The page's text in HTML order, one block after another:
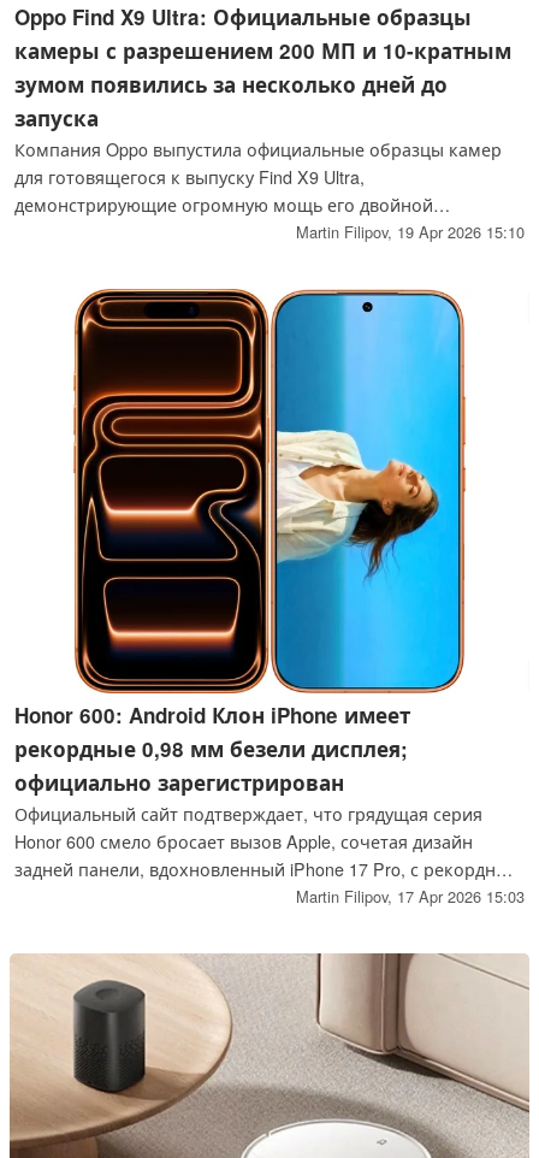
Oppo Find X9 Ultra: Официальные образцы
камеры с разрешением 200 МП и 10-кратным
зумом появились за несколько дней до
запуска
Компания Oppo выпустила официальные образцы камер
для готовящегося к выпуску Find X9 Ultra,
демонстрирующие огромную мощь его двойной
перископической камеры 200 МП и системы 10-кратного
Великой Китайской стене, образцы подчеркивают лучшие
в отрасли характеристики 230 мм телеобъектива и науку о
цвете Hasselblad в преддверии глобального дебюта 21
апреля.
Martin Filipov, 19 Apr 2026 15:10
Honor 600: Android Клон iPhone имеет
рекордные 0,98 мм безели дисплея;
официально зарегистрирован
Официальный сайт подтверждает, что грядущая серия
Honor 600 смело бросает вызов Apple, сочетая дизайн
задней панели, вдохновленный iPhone 17 Pro, с рекордным
передним дисплеем. Хотя задняя панель в значительной
конкурентов благодаря первой в мире ультратонкой
рамке 0,98 мм, предлагая почти безграничное OLED-
изображение с частотой 120 Гц, которое превосходит по
размерам сам iPhone.
Martin Filipov, 17 Apr 2026 15:03